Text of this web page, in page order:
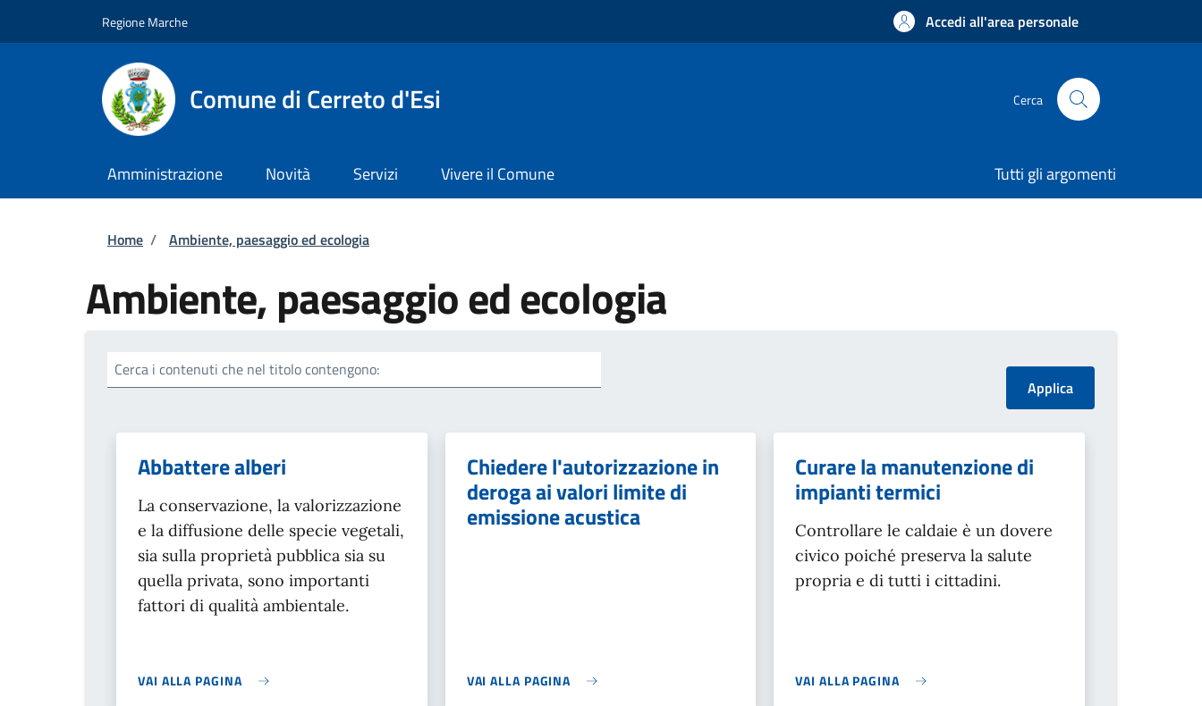
Regione Marche Accedi all'area personale
Comune di Cerreto d'Esi Cerca
Amministrazione Novità Servizi Vivere il Comune Tutti gli argomenti
Briciole di pane
Home / Ambiente, paesaggio ed ecologia
Ambiente, paesaggio ed ecologia
Cerca i contenuti che nel titolo contengono:
Abbattere alberi
La conservazione, la valorizzazione
e la diffusione delle specie vegetali,
sia sulla proprietà pubblica sia su
quella privata, sono importanti
fattori di qualità ambientale.
VAI ALLA PAGINA
Chiedere l'autorizzazione in
deroga ai valori limite di
emissione acustica
VAI ALLA PAGINA
Curare la manutenzione di
impianti termici
Controllare le caldaie è un dovere
civico poiché preserva la salute
propria e di tutti i cittadini.
VAI ALLA PAGINA